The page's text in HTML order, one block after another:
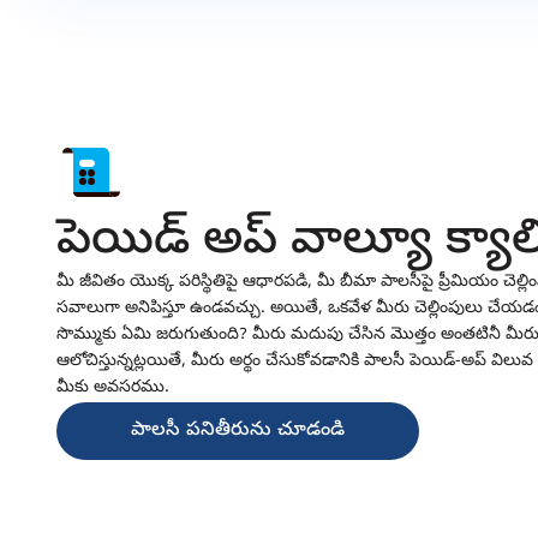
పెయిడ్ అప్ వాల్యూ
మీ జీవితం యొక్క పరిస్థితిపై ఆధారపడి, మీ బీమా పాలసీపై ప్రీమియం
సవాలుగా అనిపిస్తూ ఉండవచ్చు. అయితే, ఒకవేళ మీరు చెల్లింపులు
సొమ్ముకు ఏమి జరుగుతుంది? మీరు మదుపు చేసిన మొత్తం అంతటినీ
ఆలోచిస్తున్నట్లయితే, మీరు అర్థం చేసుకోవడానికి పాలసీ పెయిడ్-అప్
మీకు అవసరము.
పాలసీ పనితీరును చూడండి